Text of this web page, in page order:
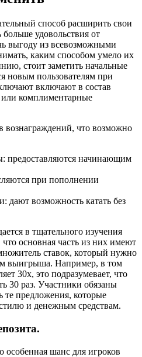
способ расширить свои
удовольствия от
выгоду из всевозможными
каким способом умело их
стоит заметить начальные
новым пользователям при
включают в состав
или комплиментарные
вознаграждений, что возможно
предоставляются начинающим
при пополнении
дают возможность катать без
в тщательного изучения
основная часть из них имеют
ставок, который нужно
выигрыша. Например, в том
30x, это подразумевает, что
30 раз. Участники обязаны
предложения, которые
и денежным средствам.
шанс для игроков